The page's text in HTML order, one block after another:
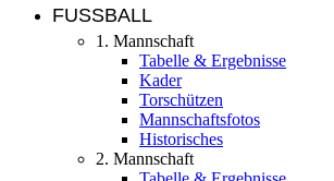
FUSSBALL
1. Mannschaft
Tabelle & Ergebnisse
Kader
Torschützen
Mannschaftsfotos
Historisches
2. Mannschaft